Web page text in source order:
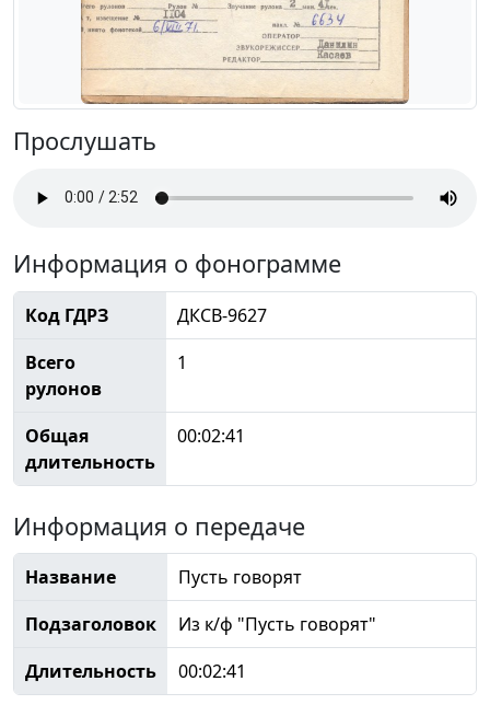
Прослушать
Информация о фонограмме
Код ГДРЗ
ДКСВ-9627
Всего
рулонов
1
Общая
длительность
00:02:41
Информация о передаче
Название
Пусть говорят
Подзаголовок
Из к/ф "Пусть говорят"
Длительность
00:02:41